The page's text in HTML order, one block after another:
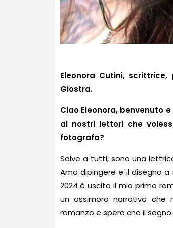
Eleonora Cutini,
Giostra.
Ciao Eleonora, benvenuto
ai nostri lettori che
fotografa?
Salve a tutti, sono una
Amo dipingere e il disegno
2024 è uscito il mio primo
un ossimoro narrativo che
romanzo e spero che il